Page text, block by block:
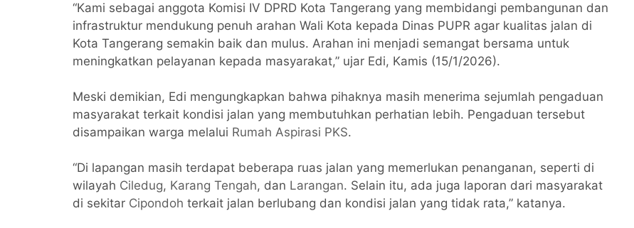
“Kami sebagai anggota Komisi IV DPRD Kota Tangerang yang membidangi pembangunan dan
infrastruktur mendukung penuh arahan Wali Kota kepada Dinas PUPR agar kualitas jalan di
Kota Tangerang semakin baik dan mulus. Arahan ini menjadi semangat bersama untuk
meningkatkan pelayanan kepada masyarakat,” ujar Edi, Kamis (15/1/2026).
Meski demikian, Edi mengungkapkan bahwa pihaknya masih menerima sejumlah pengaduan
masyarakat terkait kondisi jalan yang membutuhkan perhatian lebih. Pengaduan tersebut
disampaikan warga melalui Rumah Aspirasi PKS.
“Di lapangan masih terdapat beberapa ruas jalan yang memerlukan penanganan, seperti di
wilayah Ciledug, Karang Tengah, dan Larangan. Selain itu, ada juga laporan dari masyarakat
di sekitar Cipondoh terkait jalan berlubang dan kondisi jalan yang tidak rata,” katanya.